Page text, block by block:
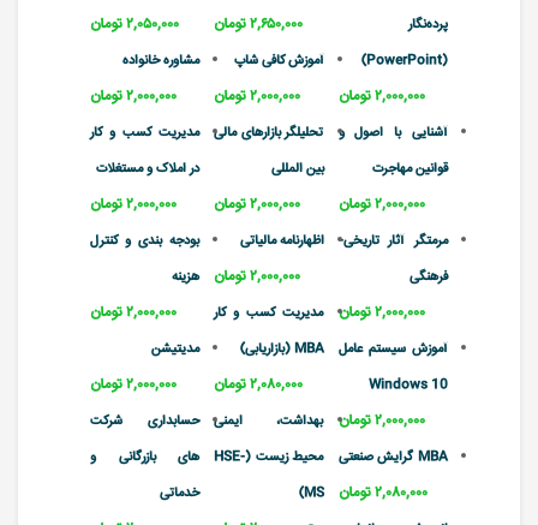
پرده‌نگار
(PowerPoint)
۲,۰۰۰,۰۰۰ تومان
آشنایی با اصول و
قوانین مهاجرت
۲,۰۰۰,۰۰۰ تومان
مرمتگر آثار تاریخی-
فرهنگی
۲,۰۰۰,۰۰۰ تومان
آموزش سیستم عامل
Windows 10
۲,۰۰۰,۰۰۰ تومان
MBA گرایش صنعتی
۲,۰۸۰,۰۰۰ تومان
۲,۶۵۰,۰۰۰ تومان
آموزش کافی شاپ
۲,۰۰۰,۰۰۰ تومان
تحلیلگر بازارهای مالی
بین المللی
۲,۰۰۰,۰۰۰ تومان
اظهارنامه مالیاتی
۲,۰۰۰,۰۰۰ تومان
مدیریت کسب و کار
MBA (بازاریابی)
۲,۰۸۰,۰۰۰ تومان
بهداشت، ایمنی
محیط زیست (HSE-
MS)
۲,۰۵۰,۰۰۰ تومان
مشاوره خانواده
۲,۰۰۰,۰۰۰ تومان
مدیریت کسب و کار
در املاک و مستغلات
۲,۰۰۰,۰۰۰ تومان
بودجه بندی و کنترل
هزینه
۲,۰۰۰,۰۰۰ تومان
مدیتیشن
۲,۰۰۰,۰۰۰ تومان
حسابداری شرکت
های بازرگانی و
خدماتی